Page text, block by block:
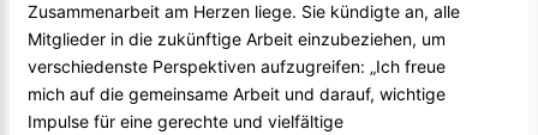
Zusammenarbeit am Herzen liege. Sie kündigte an, alle
Mitglieder in die zukünftige Arbeit einzubeziehen, um
verschiedenste Perspektiven aufzugreifen: „Ich freue
mich auf die gemeinsame Arbeit und darauf, wichtige
Impulse für eine gerechte und vielfältige